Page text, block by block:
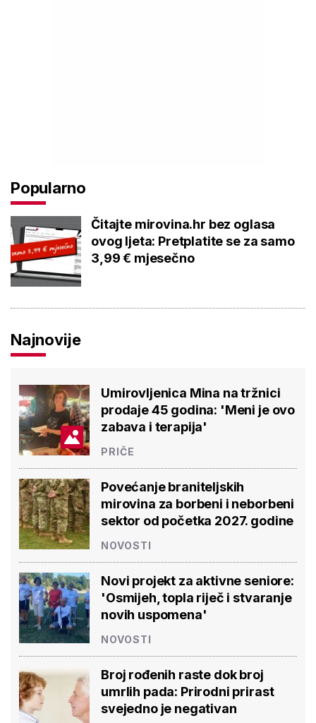
Popularno
Čitajte mirovina.hr bez oglasa
ovog ljeta: Pretplatite se za samo
3,99 € mjesečno
Najnovije
Umirovljenica Mina na tržnici
prodaje 45 godina: 'Meni je ovo
zabava i terapija'
PRIČE
Povećanje braniteljskih
mirovina za borbeni i neborbeni
sektor od početka 2027. godine
NOVOSTI
Novi projekt za aktivne seniore:
'Osmijeh, topla riječ i stvaranje
novih uspomena'
NOVOSTI
Broj rođenih raste dok broj
umrlih pada: Prirodni prirast
svejedno je negativan